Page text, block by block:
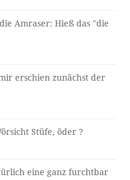
Amraser: Hieß das "die
erschien zunächst der
Stüfe, öder ?
eine ganz furchtbar